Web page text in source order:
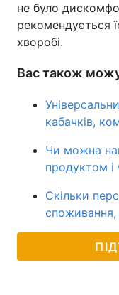
не було
рекомендується
хворобі.
Вас також
кабачків,
Чи можна
продуктом і
Скільки